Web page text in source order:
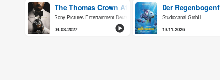
The Thomas Crown Affair
Sony Pictures Entertainment Deutschland GmbH
04.03.2027
Der
Studiocanal GmbH
19.11.2026